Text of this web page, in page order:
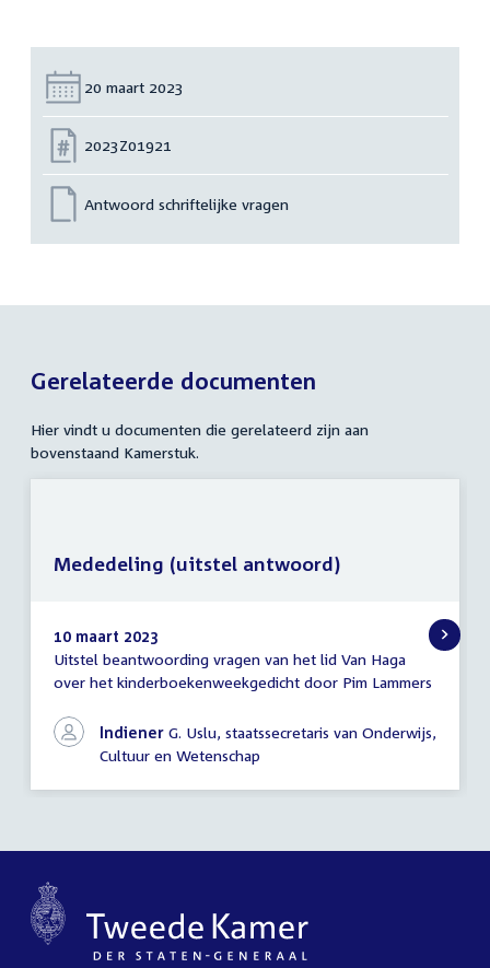
Datum:
20 maart 2023
Nummer:
2023Z01921
Antwoord schriftelijke vragen
Gerelateerde documenten
Hier vindt u documenten die gerelateerd zijn aan
bovenstaand Kamerstuk.
Mededeling
(uitstel
10 maart 2023
Uitstel beantwoording vragen van het lid Van Haga
over het kinderboekenweekgedicht door Pim Lammers
Indiener G. Uslu, staatssecretaris van Onderwijs,
Cultuur en Wetenschap
Mededeling (uitstel antwoord)